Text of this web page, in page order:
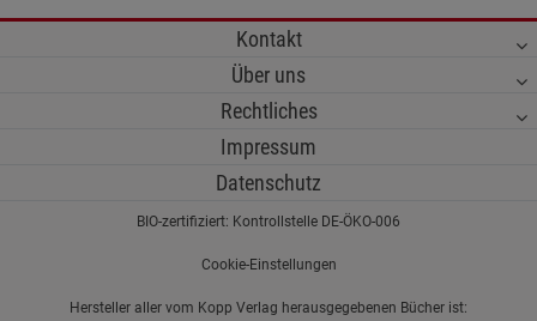
Kontakt
Über uns
Rechtliches
Impressum
Datenschutz
BIO-zertifiziert: Kontrollstelle DE-ÖKO-006
Cookie-Einstellungen
Hersteller aller vom Kopp Verlag herausgegebenen Bücher ist: